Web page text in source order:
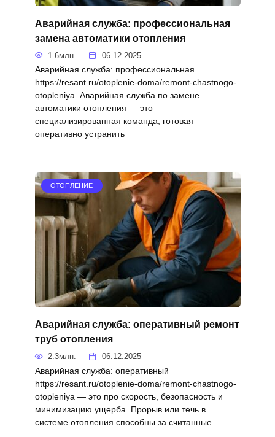
Аварийная служба: профессиональная
замена автоматики отопления
1.6млн. 06.12.2025
Аварийная служба: профессиональная
https://resant.ru/otoplenie-doma/remont-chastnogo-
otopleniya. Аварийная служба по замене
автоматики отопления — это
специализированная команда, готовая
оперативно устранить
ОТОПЛЕНИЕ
Аварийная служба: оперативный ремонт
труб отопления
2.3млн. 06.12.2025
Аварийная служба: оперативный
https://resant.ru/otoplenie-doma/remont-chastnogo-
otopleniya — это про скорость, безопасность и
минимизацию ущерба. Прорыв или течь в
системе отопления способны за считанные